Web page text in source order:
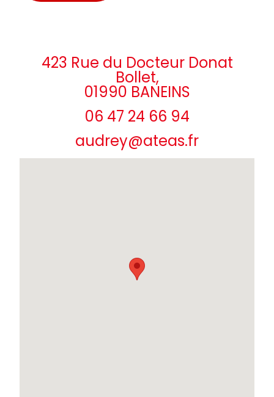
423 Rue du Docteur Donat
Bollet,
01990 BANEINS
06 47 24 66 94
audrey@ateas.fr